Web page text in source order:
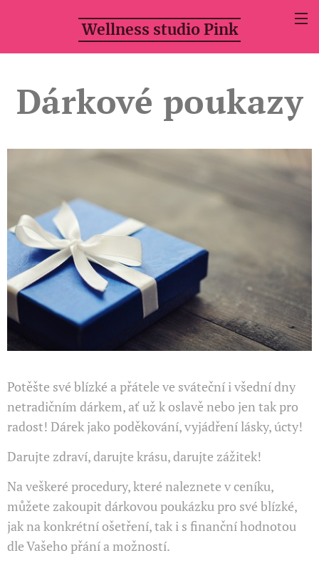
Wellness studio Pink
Dárkové poukazy
Potěšte své blízké a přátele ve sváteční i všední dny
netradičním dárkem, ať už k oslavě nebo jen tak pro
radost! Dárek jako poděkování, vyjádření lásky, úcty!
Darujte zdraví, darujte krásu, darujte zážitek!
Na veškeré procedury, které naleznete v ceníku,
můžete zakoupit dárkovou poukázku pro své blízké,
jak na konkrétní ošetření, tak i s finanční hodnotou
dle Vašeho přání a možností.